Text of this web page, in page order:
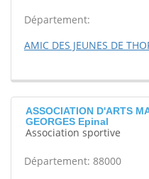
Département:
AMIC DES JEUNES DE
ASSOCIATION D'ARTS
GEORGES Epinal
Association sportive
Département: 88000